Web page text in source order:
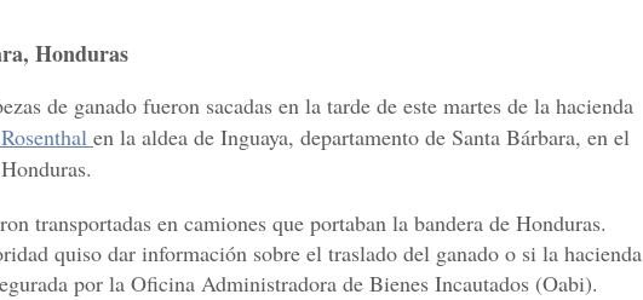
Honduras
de ganado fueron sacadas en la tarde de este martes de la hacienda
en la aldea de Inguaya, departamento de Santa Bárbara, en el
transportadas en camiones que portaban la bandera de Honduras.
quiso dar información sobre el traslado del ganado o si la hacienda
por la Oficina Administradora de Bienes Incautados (Oabi).